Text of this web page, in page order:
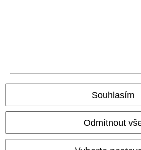
Souhlasím
Odmítnout
Likvidace odpadu a ochrana životního